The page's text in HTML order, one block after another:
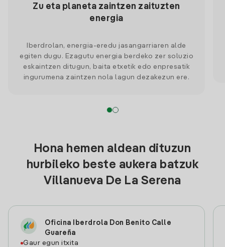
Zu eta planeta zaintzen zaituzten
energia
Iberdrolan, energia-eredu jasangarriaren alde
egiten dugu. Ezagutu energia berdeko zer soluzio
eskaintzen ditugun, baita etxetik edo enpresatik
ingurumena zaintzen nola lagun dezakezun ere.
Hona hemen aldean dituzun
hurbileko beste aukera batzuk
Villanueva De La Serena
Oficina Iberdrola Don Benito Calle
Guareña
Gaur egun itxita